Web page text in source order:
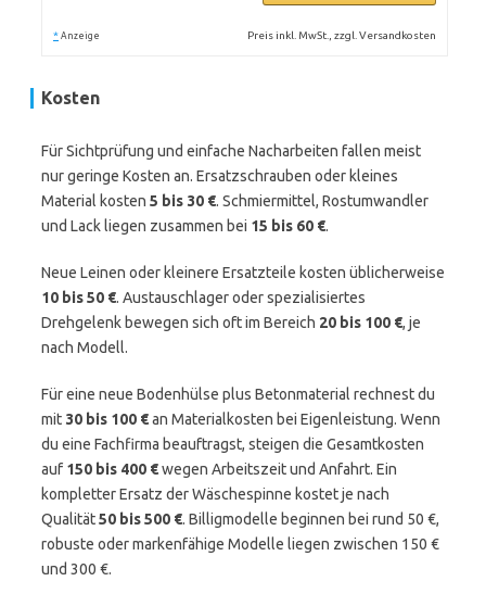
* Anzeige Preis inkl. MwSt., zzgl. Versandkosten
Kosten
Für Sichtprüfung und einfache Nacharbeiten fallen meist
nur geringe Kosten an. Ersatzschrauben oder kleines
Material kosten 5 bis 30 €. Schmiermittel, Rostumwandler
und Lack liegen zusammen bei 15 bis 60 €.
Neue Leinen oder kleinere Ersatzteile kosten üblicherweise
10 bis 50 €. Austauschlager oder spezialisiertes
Drehgelenk bewegen sich oft im Bereich 20 bis 100 €, je
nach Modell.
Für eine neue Bodenhülse plus Betonmaterial rechnest du
mit 30 bis 100 €an Materialkosten bei Eigenleistung. Wenn
du eine Fachfirma beauftragst, steigen die Gesamtkosten
auf 150 bis 400 €wegen Arbeitszeit und Anfahrt. Ein
kompletter Ersatz der Wäschespinne kostet je nach
Qualität50 bis 500 €. Billigmodelle beginnen bei rund 50 €,
robuste oder markenfähige Modelle liegen zwischen 150 €
und 300 €.